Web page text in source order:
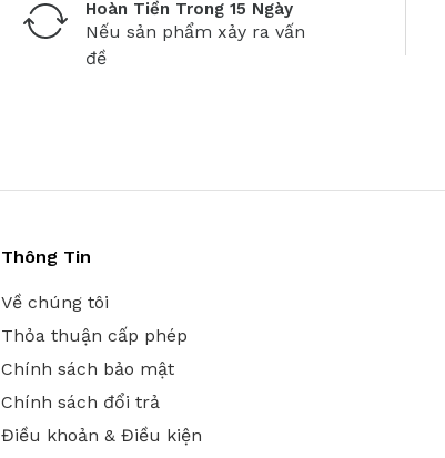
Hoàn Tiền Trong 15 Ngày
Nếu sản phẩm xảy ra vấn
đề
Thông Tin
Về chúng tôi
Thỏa thuận cấp phép
Chính sách bảo mật
Chính sách đổi trả
Điều khoản & Điều kiện